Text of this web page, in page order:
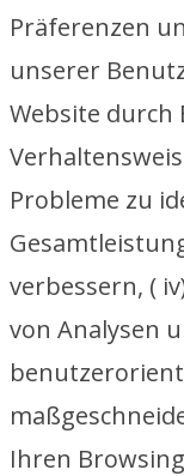
Präferenzen
unserer
Website
Probleme zu
verbessern, (
von Analysen
Ihren